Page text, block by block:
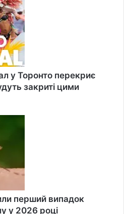
у Торонто перекриє
закриті цими
перший випадок
у 2026 році